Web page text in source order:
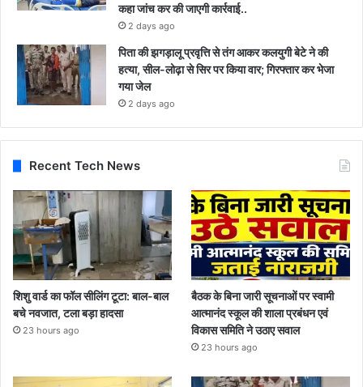
कहा जांच कर की जाएगी कार्रवाई..
2 days ago
पिता की झगड़ालू प्रवृत्ति से तंग आकर कलयुगी बेटे ने की
हत्या, सील-लोढ़ा से सिर पर किया वार; गिरफ्तार कर भेजा
गया जेल
2 days ago
Recent Tech News
शिशु वार्ड का फॉल सीलिंग टूटा: बाल-बाल
बचे नवजात, टला बड़ा हादसा
23 hours ago
बैठक के बिना जारी सूचनाओं पर स्वामी
आत्मानंद स्कूल की शाला प्रबंधन एवं
विकास समिति ने उठाए सवाल
23 hours ago